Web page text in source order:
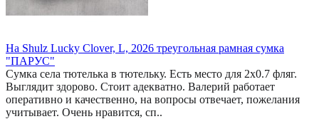
На Shulz Lucky Clover, L, 2026 треугольная рамная сумка
"ПАРУС"
Сумка села тютелька в тютельку. Есть место для 2x0.7 фляг.
Выглядит здорово. Стоит адекватно. Валерий работает
оперативно и качественно, на вопросы отвечает, пожелания
учитывает. Очень нравится, сп..